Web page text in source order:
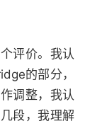
评价。我认
的部分，
调整，我认
段，我理解